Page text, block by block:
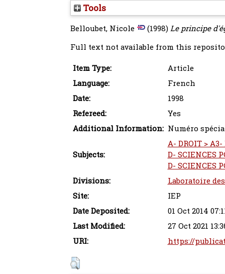
Tools
Belloubet, Nicole (1998)Le principe
Full text not available from this
Item Type:
Article
Language:
French
Date:
1998
Refereed:
Yes
Additional Information: Numéro
Subjects:
A- DROIT >
D- SCIENCES
D- SCIENCES
Divisions:
Laboratoire
Site:
IEP
Date Deposited:
01 Oct 2014
Last Modified:
27 Oct 2021
URI:
https://